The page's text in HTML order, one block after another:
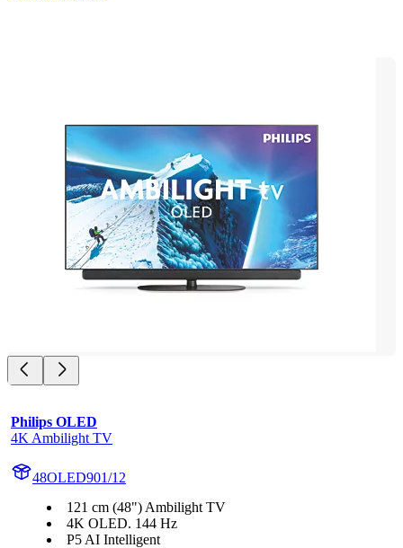
Philips OLED
4K Ambilight TV
48OLED901/12
121 cm (48") Ambilight TV
4K OLED. 144 Hz
P5 AI Intelligent